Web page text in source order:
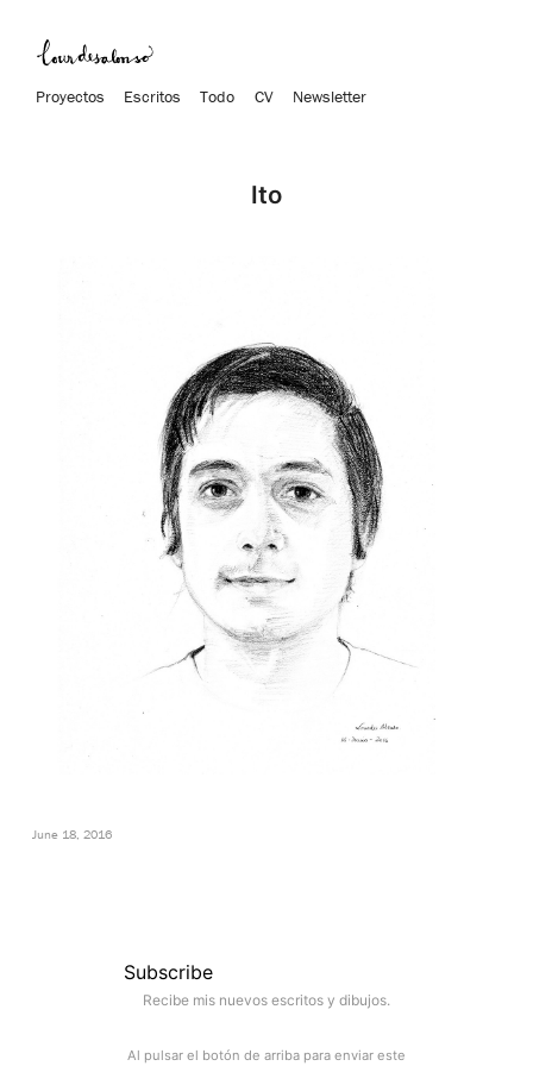
Proyectos Escritos Todo CV Newsletter
Ito
June 18, 2016
Subscribe
Recibe mis nuevos escritos y dibujos.
Al pulsar el botón de arriba para enviar este